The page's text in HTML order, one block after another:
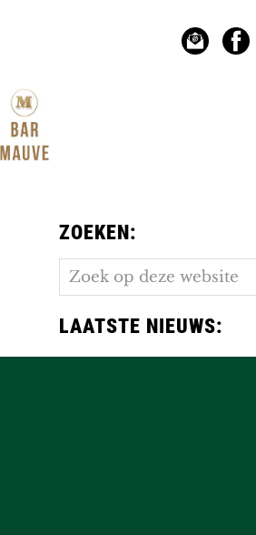
ZOEKEN:
Zoek
op
deze
website
LAATSTE NIEUWS: